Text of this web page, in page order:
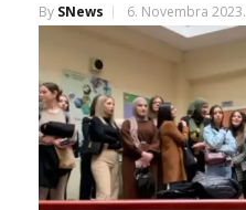
By SNews 6. Novembra 2023.